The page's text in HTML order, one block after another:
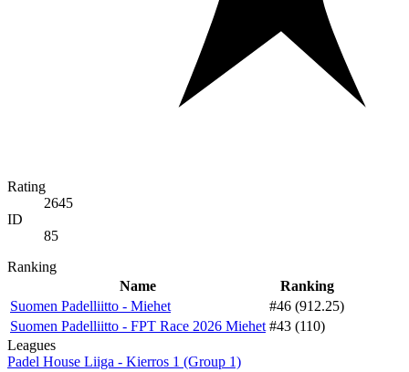
Rating
2645
ID
85
Ranking
Name
Ranking
Suomen Padelliitto - Miehet
#46 (912.25)
Suomen Padelliitto - FPT Race 2026 Miehet #43 (110)
Leagues
Padel House Liiga - Kierros 1 (Group 1)